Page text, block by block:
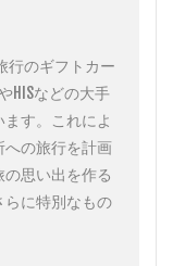
行のギフトカー
HISなどの大手
す。これによ
への旅行を計画
思い出を作る
らに特別なもの